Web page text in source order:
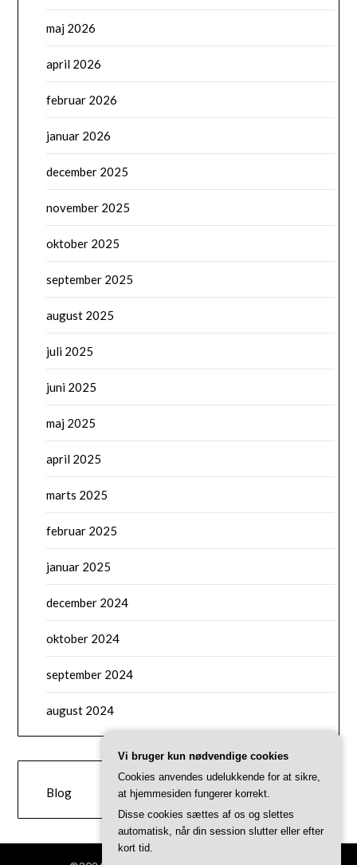
maj 2026
april 2026
februar 2026
januar 2026
december 2025
november 2025
oktober 2025
september 2025
august 2025
juli 2025
juni 2025
maj 2025
april 2025
marts 2025
februar 2025
januar 2025
december 2024
oktober 2024
september 2024
august 2024
CATEGORIES
Blog
Vi bruger kun nødvendige cookies
Cookies anvendes udelukkende for at sikre,
at hjemmesiden fungerer korrekt.
Disse cookies sættes af os og slettes
automatisk, når din session slutter eller efter
kort tid.